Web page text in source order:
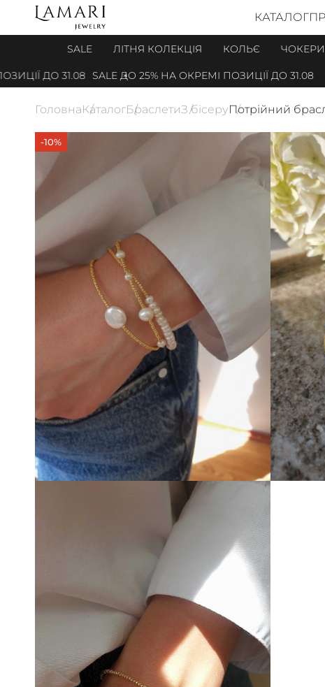
КАТАЛОГ
SALE ЛІТНЯ КОЛЕКЦІЯ КОЛЬЄ ЧОКЕРИ
ДО 31.08 SALE ДО 25% НА ОКРЕМІ ПОЗИЦІЇ ДО 31.08
ГоловнаКаталогБраслетиЗ бісеруПотрійний
-10%